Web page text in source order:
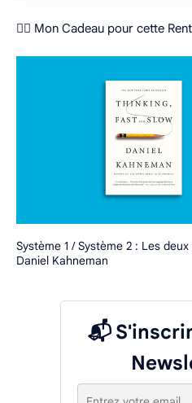
❤️‍🔥 Mon Cadeau pour cette
Système 1 / Système 2 : Les
Daniel Kahneman
📬